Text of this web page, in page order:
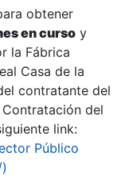
obtener
en curso y
la Fábrica
Casa de la
contratante del
del
link:
Público